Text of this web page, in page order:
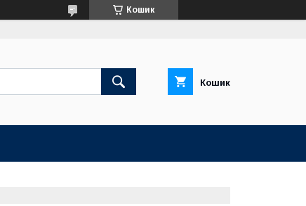
Кошик
Кошик